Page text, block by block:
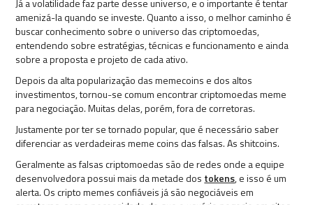
Já a volatilidade faz parte desse universo, e o importante é tentar
amenizá-la quando se investe. Quanto a isso, o melhor caminho é
buscar conhecimento sobre o universo das criptomoedas,
entendendo sobre estratégias, técnicas e funcionamento e ainda
sobre a proposta e projeto de cada ativo.
Depois da alta popularização das memecoins e dos altos
investimentos, tornou-se comum encontrar criptomoedas meme
para negociação. Muitas delas, porém, fora de corretoras.
Justamente por ter se tornado popular, que é necessário saber
diferenciar as verdadeiras meme coins das falsas. As shitcoins.
Geralmente as falsas criptomoedas são de redes onde a equipe
desenvolvedora possui mais da metade dos tokens, e isso é um
alerta. Os cripto memes confiáveis já são negociáveis em